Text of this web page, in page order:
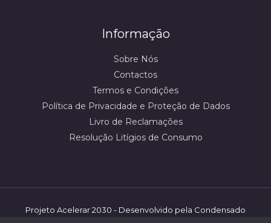
Informação
Sobre Nós
Contactos
Termos e Condições
Política de Privacidade e Proteção de Dados
Livro de Reclamações
Resolução Litígios de Consumo
Projeto Acelerar 2030 - Desenvolvido pela Condensado